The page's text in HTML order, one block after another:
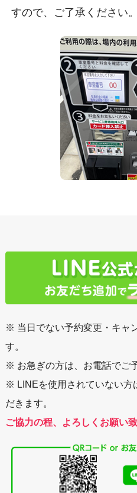
すので、ご了承ください。
※ 当日でない予約変更・キャ
す。
※ お急ぎの方は、お電話でご
※ LINEを使用されていない方
だきます。
ご協力の程、よろしくお願い致